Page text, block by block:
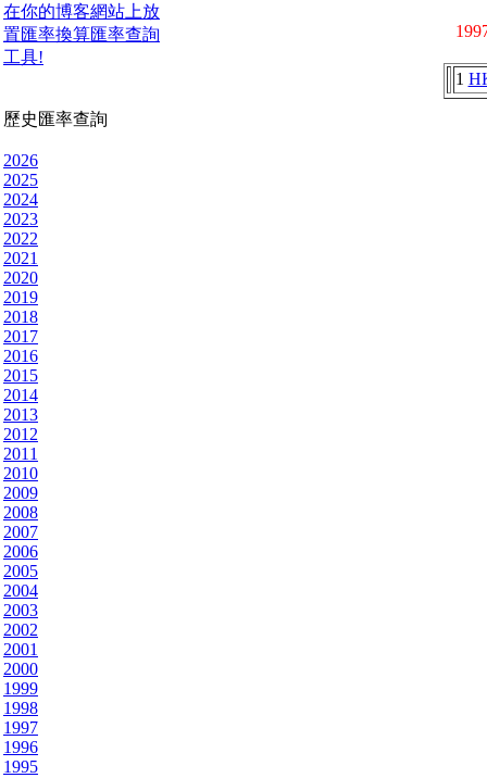
在你的博客網站上放
置匯率換算匯率查詢
工具!
歷史匯率查詢
2026
2025
2024
2023
2022
2021
2020
2019
2018
2017
2016
2015
2014
2013
2012
2011
2010
2009
2008
2007
2006
2005
2004
2003
2002
2001
2000
1999
1998
1997
1996
1995
1